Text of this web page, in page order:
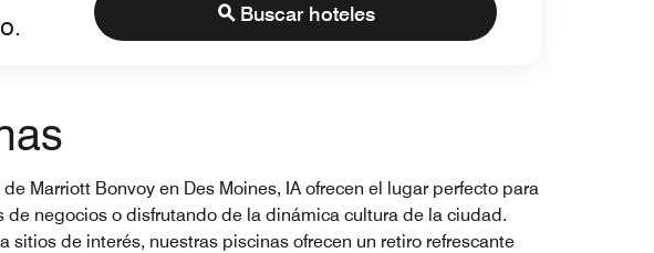
Buscar hoteles
Marriott Bonvoy en Des Moines, IA ofrecen el lugar perfecto para
negocios o disfrutando de la dinámica cultura de la ciudad.
de interés, nuestras piscinas ofrecen un retiro refrescante